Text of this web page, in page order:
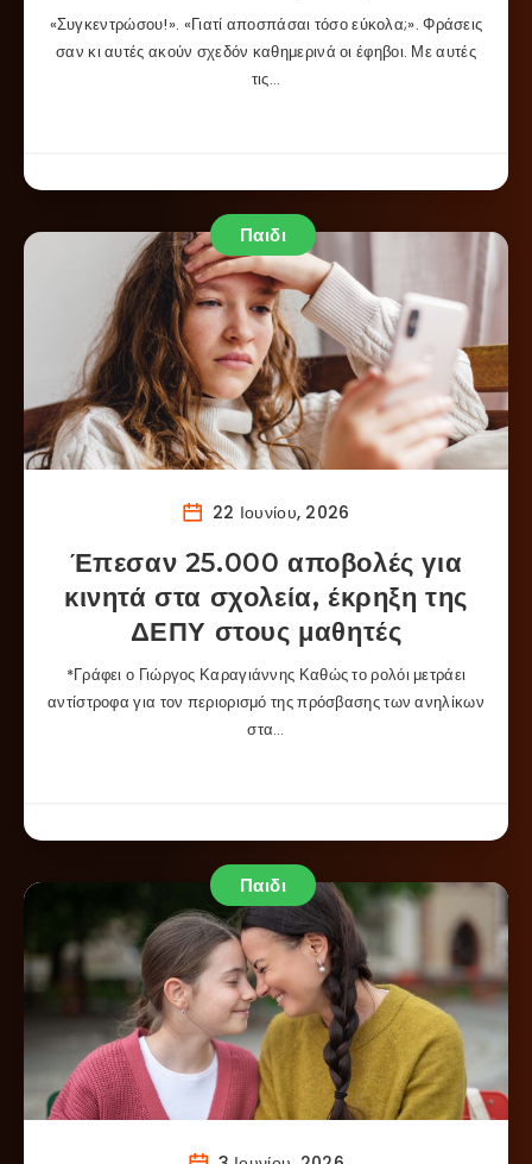
«Συγκεντρώσου!». «Γιατί αποσπάσαι τόσο εύκολα;». Φράσεις
σαν κι αυτές ακούν σχεδόν καθημερινά οι έφηβοι. Με αυτές
τις…
Παιδι
22 Ιουνίου, 2026
Έπεσαν 25.000 αποβολές για
κινητά στα σχολεία, έκρηξη της
ΔΕΠΥ στους μαθητές
*Γράφει ο Γιώργος Καραγιάννης Καθώς το ρολόι μετράει
αντίστροφα για τον περιορισμό της πρόσβασης των ανηλίκων
στα…
Παιδι